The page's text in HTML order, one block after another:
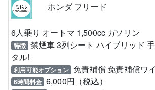
ホンダ フリード
6人乗り オートマ 1,500cc ガソリン
特徴 禁煙車 3列シート ハイブリッド
タル!
利用可能オプション 免責補償 免責補償ワ
6時間料金 6,000円（税込）